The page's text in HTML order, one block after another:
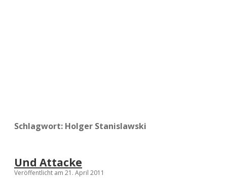
Schlagwort: Holger Stanislawski
Und Attacke
Veröffentlicht am 21. April 2011